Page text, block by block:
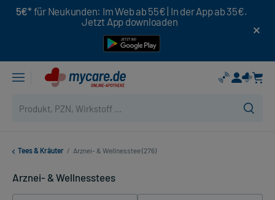
5€* für Neukunden: Im Web ab 55€ | In der App ab 35€.
Jetzt App downloaden
Tees & Kräuter / Arznei- & Wellnesstee (276)
Arznei- & Wellnesstees